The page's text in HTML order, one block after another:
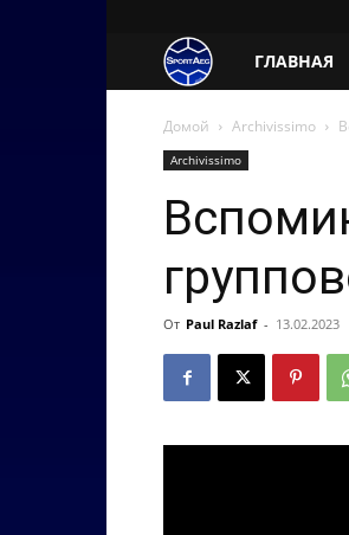
SportAeg.EE
ГЛАВНАЯ
Домой Archivissimo
Archivissimo
От Paul Razlaf - 13.02.2023